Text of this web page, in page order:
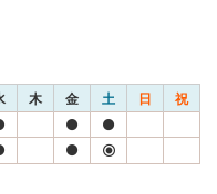
木 金 土 日 祝